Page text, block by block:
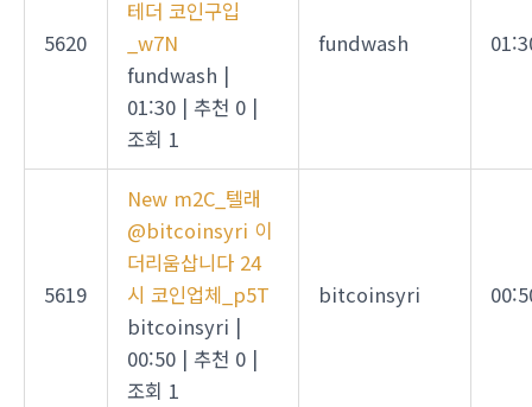
5620
테더 코인구입
_w7N
fundwash |
01:30 | 추천 0 |
조회 1
fundwash
5619
New m2C_텔래
@bitcoinsyri 이
더리움삽니다 24
시 코인업체_p5T
bitcoinsyri |
00:50 | 추천 0 |
조회 1
bitcoinsyri